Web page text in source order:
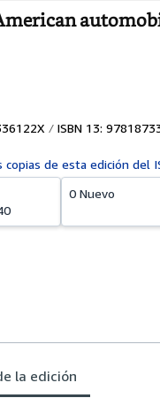
ISBN 13:
copias de esta edición del
0 Nuevo
la edición